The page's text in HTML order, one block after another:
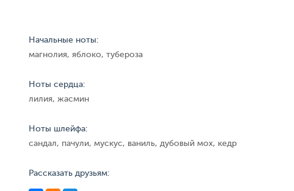
Начальные ноты:
магнолия, яблоко, тубероза
Ноты сердца:
лилия, жасмин
Ноты шлейфа:
сандал, пачули, мускус, ваниль, дубовый мох, кедр
Рассказать друзьям: